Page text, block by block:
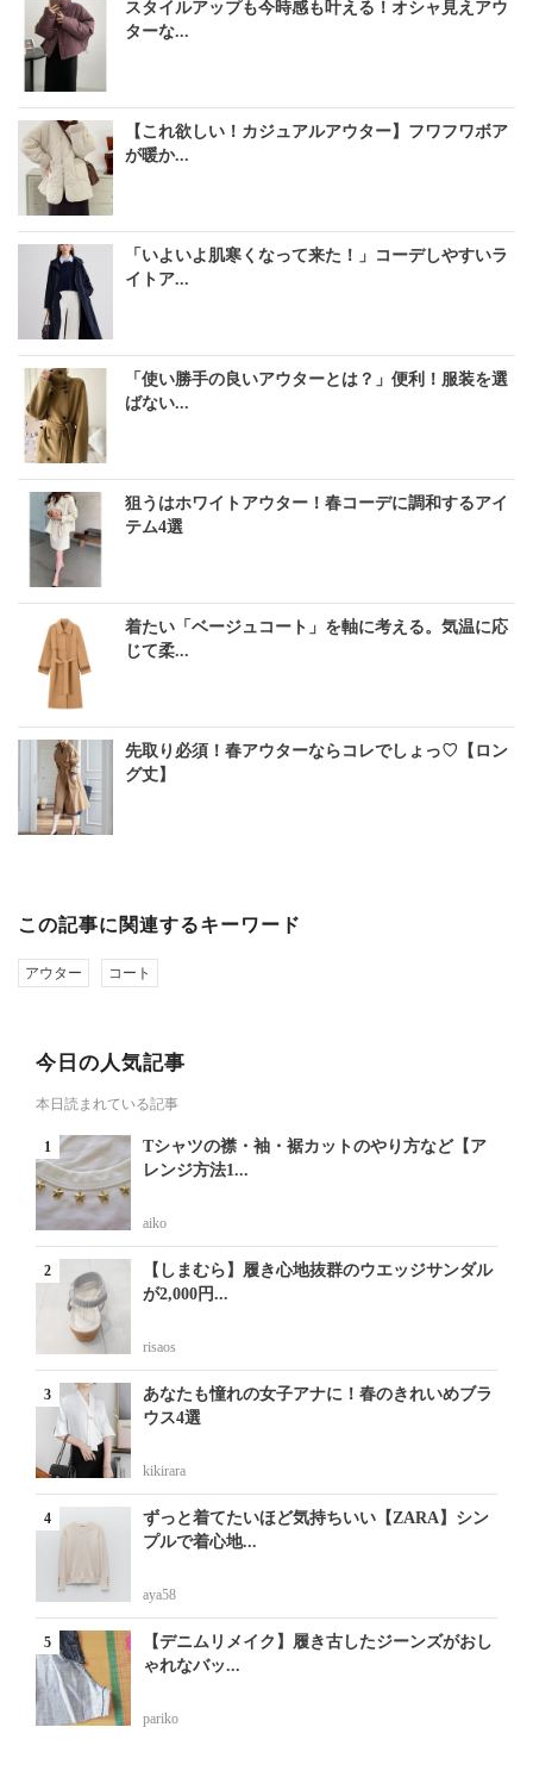
スタイルアップも今時感も叶える！オシャ見えアウ
ターな...
【これ欲しい！カジュアルアウター】フワフワボア
が暖か...
「いよいよ肌寒くなって来た！」コーデしやすいラ
イトア...
「使い勝手の良いアウターとは？」便利！服装を選
ばない...
狙うはホワイトアウター！春コーデに調和するアイ
テム4選
着たい「ベージュコート」を軸に考える。気温に応
じて柔...
先取り必須！春アウターならコレでしょっ♡【ロン
グ丈】
この記事に関連するキーワード
アウター コート
今日の人気記事
本日読まれている記事
Tシャツの襟・袖・裾カットのやり方など【ア
レンジ方法1...
aiko
【しまむら】履き心地抜群のウエッジサンダル
が2,000円...
risaos
あなたも憧れの女子アナに！春のきれいめブラ
ウス4選
kikirara
ずっと着てたいほど気持ちいい【ZARA】シン
プルで着心地...
aya58
【デニムリメイク】履き古したジーンズがおし
ゃれなバッ...
pariko